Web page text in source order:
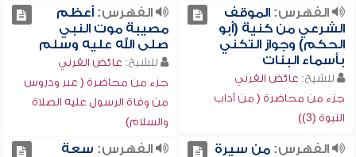
الفهرس:الموقف
الشرعي من كنية (أبو
الحكم) وجواز التكني
بأسماء البنات
للشيخ: عائض القرني
جزء من محاضرة ( من آداب
النبوة (3))
الفهرس:أعظم
مصيبة موت النبي
صلى الله عليه وسلم
للشيخ: عائض القرني
جزء من محاضرة ( عبر ودروس
من وفاة الرسول عليه الصلاة
والسلام)
الفهرس:من سيرة
الفهرس: سعة